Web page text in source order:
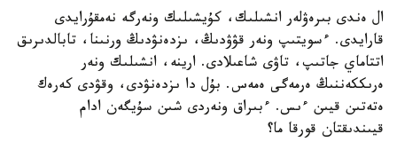
ال ەندى بىرەۋلەر انشىلىك، كۇيشىلىك ونەرگە نەمقۇرايدى
قارايدى. ءسويتىپ ونەر قۋۋدىڭ، ىزدەنۋدىڭ ورنىنا، تابالدىرىق
اتتاماي جاتىپ، تاۋى شاعىلادى. ارينە، انشىلىك ونەر
ەرىككەننىڭ ەرمەگى ەمەس. بۇل دا ىزدەنۋدى، وقۋدى كەرەك
ەتەتىن قيىن ءىس. ءبىراق ونەردى شىن سۇيگەن ادام
قيىندىقتان قورقا ما؟